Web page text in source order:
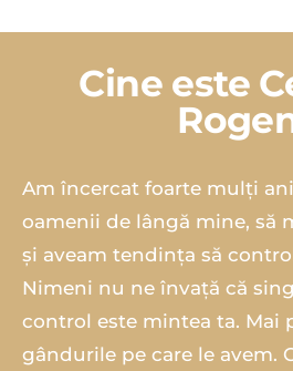
Cine este
Am încercat foarte mulți
oamenii de lângă mine, să
și aveam tendința să
Nimeni nu ne învață că
control este mintea ta. Mai
gândurile pe care le avem.